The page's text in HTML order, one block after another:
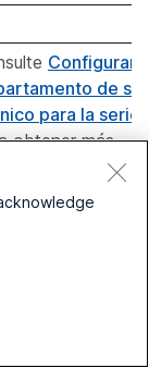
Configurar
de
para la serie
obtener más
para que
está